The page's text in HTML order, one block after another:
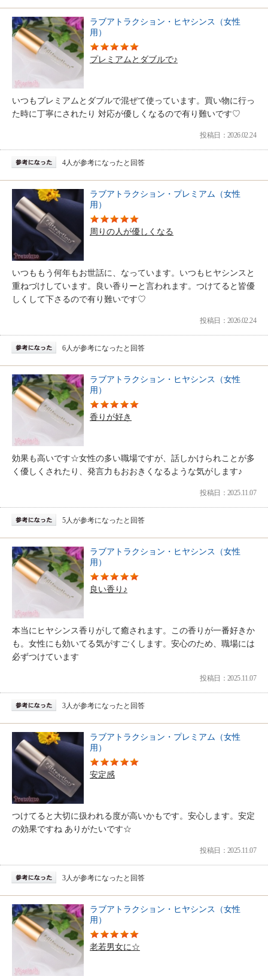
ラブアトラクション・ヒヤシンス（女性
用）
プレミアムとダブルで♪
いつもプレミアムとダブルで混ぜて使っています。買い物に行っ
た時に丁寧にされたり 対応が優しくなるので有り難いです♡
投稿日：2026.02.24
4人が参考になったと回答
ラブアトラクション・プレミアム（女性
用）
周りの人が優しくなる
いつももう何年もお世話に、なっています。いつもヒヤシンスと
重ねづけしています。良い香りーと言われます。つけてると皆優
しくして下さるので有り難いです♡
投稿日：2026.02.24
6人が参考になったと回答
ラブアトラクション・ヒヤシンス（女性
用）
香りが好き
効果も高いです☆女性の多い職場ですが、話しかけられことが多
く優しくされたり、発言力もおおきくなるような気がします♪
投稿日：2025.11.07
5人が参考になったと回答
ラブアトラクション・ヒヤシンス（女性
用）
良い香り♪
本当にヒヤシンス香りがして癒されます。この香りが一番好きか
も。女性にも効いてる気がすごくします。安心のため、職場には
必ずつけています
投稿日：2025.11.07
3人が参考になったと回答
ラブアトラクション・プレミアム（女性
用）
安定感
つけてると大切に扱われる度が高いかもです。安心します。安定
の効果ですね ありがたいです☆
投稿日：2025.11.07
3人が参考になったと回答
ラブアトラクション・ヒヤシンス（女性
用）
老若男女に☆